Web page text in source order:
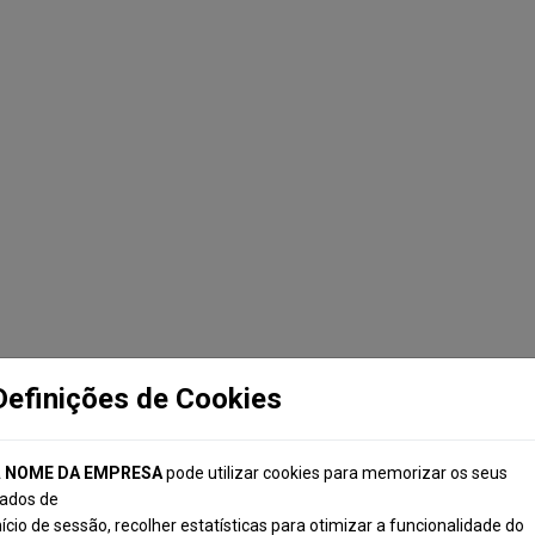
de Cookies
NOME DA EMPRESApode utilizar cookies para memorizar os seus
de
de sessão, recolher estatísticas para otimizar a funcionalidade do